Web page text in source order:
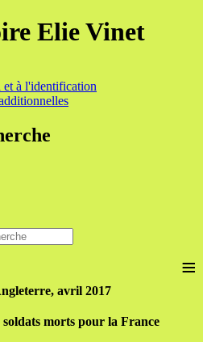
à l'identification
≡
avril 2017
soldats morts pour la France